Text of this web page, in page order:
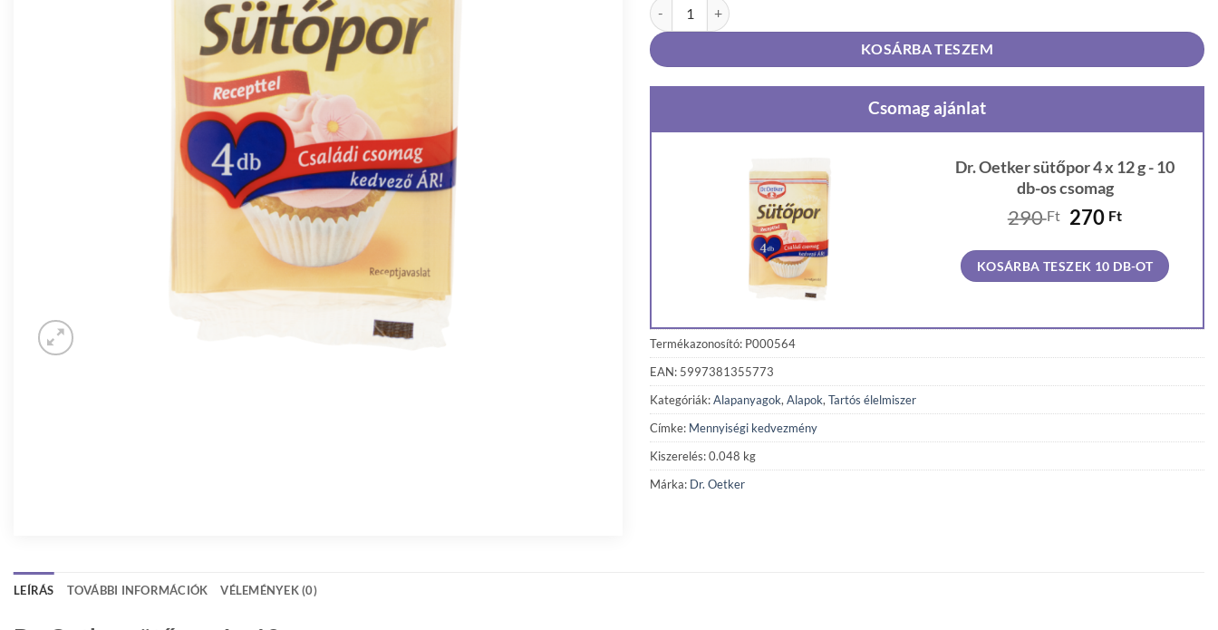
Dr. Oetker sütőpor 4 x 12 g mennyiség
KOSÁRBA TESZEM
Csomag ajánlat
Dr. Oetker sütőpor 4 x 12 g - 10
db-os csomag
290Ft Original
was:
290 Ft.
270 FtCurrent
is:
270 Ft.
KOSÁRBA TESZEK 10 DB-OT
Termékazonosító: P000564
EAN: 5997381355773
Kategóriák:Alapanyagok, Alapok, Tartós élelmiszer
Címke: Mennyiségi kedvezmény
Kiszerelés: 0.048 kg
Márka: Dr. Oetker
LEÍRÁS TOVÁBBI INFORMÁCIÓK VÉLEMÉNYEK (0)